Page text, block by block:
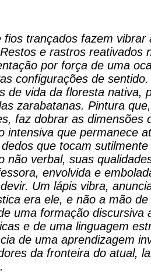
fios trançados fazem
e rastros reativados
por força de uma
configurações de
de vida da floresta nativa,
zarabatanas. Pintura
faz dobrar as dimensões
intensiva que permanece
que tocam
não verbal, suas
envolvida e
Um lápis vibra,
era ele, e não a mão
uma formação discursiva
e de uma linguagem
de uma aprendizagem
da fronteira do atual,